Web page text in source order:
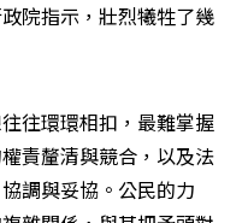
院指示，壯烈犧牲了幾
往環環相扣，最難掌握
責釐清與競合，以及法
調與妥協。公民的力